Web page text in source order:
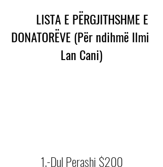
LISTA E PËRGJITHSHME E
DONATORËVE (Për ndihmë Ilmi
Lan Cani)
1.-Dul Perashi $200